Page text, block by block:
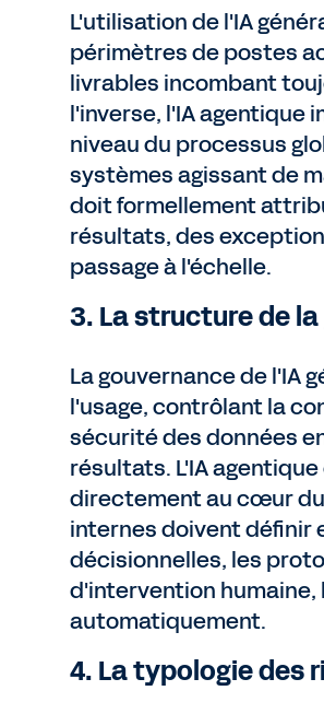
L'utilisation de l'IA
périmètres de postes
livrables incombant
l'inverse, l'IA agentique
niveau du processus
systèmes agissant de
doit formellement
résultats, des
passage à l'échelle.
3. La structure de
La gouvernance de l'IA
l'usage, contrôlant la
sécurité des données
résultats. L'IA
directement au cœur
internes doivent définir
décisionnelles, les
d'intervention
automatiquement.
4. La typologie des